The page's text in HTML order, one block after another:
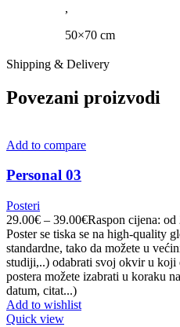
,
50×70 cm
Shipping & Delivery
Povezani proizvodi
Add to compare
Personal 03
Posteri
29.00€ – 39.00€Raspon cijena:
Poster se tiska se na high-quality
standardne, tako da možete u
studiji,..) odabrati svoj okvir u koji
postera možete izabrati u koraku
datum, citat...)
Add to wishlist
Quick view